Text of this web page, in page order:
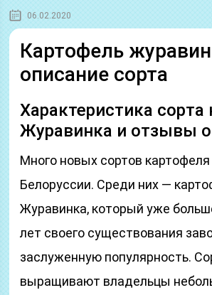
06.02.2020
Картофель
описание сорта
Характеристика сорта
Журавинка и отзывы
Много новых сортов
Белоруссии. Среди них —
Журавинка, который уже
лет своего существования
заслуженную популярность.
выращивают владельцы